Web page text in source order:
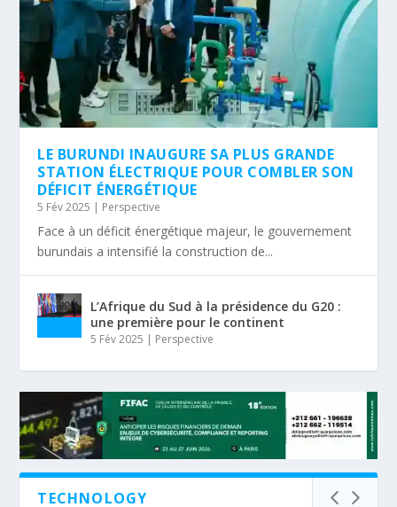
LE BURUNDI INAUGURE SA PLUS GRANDE
STATION ÉLECTRIQUE POUR COMBLER SON
DÉFICIT ÉNERGÉTIQUE
5 Fév 2025 | Perspective
Face à un déficit énergétique majeur, le gouvernement
burundais a intensifié la construction de...
L’Afrique du Sud à la présidence du G20 :
une première pour le continent
5 Fév 2025 | Perspective
TECHNOLOGY